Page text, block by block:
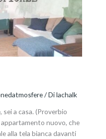
/ Dilachalk
sei a casa. (Proverbio
nuovo, che
alla tela bianca davanti